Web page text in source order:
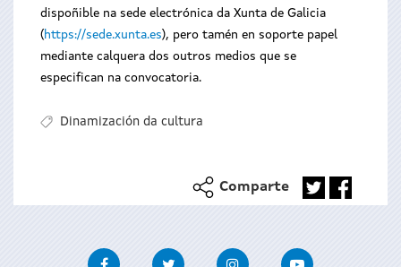
dispoñible na sede electrónica da Xunta de Galicia
(https://sede.xunta.es), pero tamén en soporte papel
mediante calquera dos outros medios que se
especifican na convocatoria.
Dinamización da cultura
Comparte
FacebookTwitter InstagramYoutube